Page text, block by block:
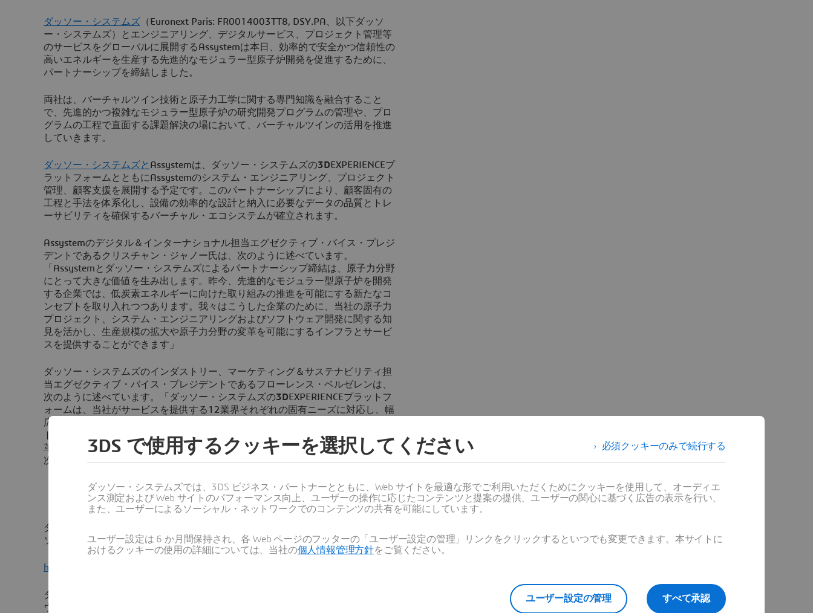
ダッソー・システムズ （Euronext Paris: FR0014003TT8, DSY.PA、以下ダッソ
ー・システムズ）とエンジニアリング、デジタルサービス、プロジェクト管理等
のサービスをグローバルに展開するAssystemは本日、効率的で安全かつ信頼性の
高いエネルギーを生産する先進的なモジュラー型原子炉開発を促進するために、
パートナーシップを締結しました。
両社は、バーチャルツイン技術と原子力工学に関する専門知識を融合すること
で、先進的かつ複雑なモジュラー型原子炉の研究開発プログラムの管理や、プロ
グラムの工程で直面する課題解決の場において、バーチャルツインの活用を推進
していきます。
ダッソー・システムズと Assystemは、ダッソー・システムズの3DEXPERIENCEプ
ラットフォームとともにAssystemのシステム・エンジニアリング、プロジェクト
管理、顧客支援を展開する予定です。このパートナーシップにより、顧客固有の
工程と手法を体系化し、設備の効率的な設計と納入に必要なデータの品質とトレ
ーサビリティを確保するバーチャル・エコシステムが確立されます。
Assystemのデジタル＆インターナショナル担当エグゼクティブ・バイス・プレジ
デントであるクリスチャン・ジャノー氏は、次のように述べています。
「Assystemとダッソー・システムズによるパートナーシップ締結は、原子力分野
にとって大きな価値を生み出します。昨今、先進的なモジュラー型原子炉を開発
する企業では、低炭素エネルギーに向けた取り組みの推進を可能にする新たなコ
ンセプトを取り入れつつあります。我々はこうした企業のために、当社の原子力
プロジェクト、システム・エンジニアリングおよびソフトウェア開発に関する知
見を活かし、生産規模の拡大や原子力分野の変革を可能にするインフラとサービ
スを提供することができます」
ダッソー・システムズのインダストリー、マーケティング＆サステナビリティ担
当エグゼクティブ・バイス・プレジデントであるフローレンス・ベルゼレンは、
次のように述べています。「ダッソー・システムズの3DEXPERIENCEプラットフ
ォームは、当社がサービスを提供する12業界それぞれの固有ニーズに対応し、幅
広い産業においてその適応性を証明しています。Assystemとの長年にわたるパー
トナーシップをこの戦略的イニシアチブに拡大することで、原子力分野における
革新的な企業は、他の業界からの成功事例を取り入れ、原子炉開発を産業化し、
次世代に向けた先進的な原子力技術を迅速に導入できるようになります」
ダッソー・システムズのエネルギー、資源、インフラ業界向けインダストリー・
ソリューション・エクスペリエンスについての詳細はこちら：
https://www.3ds.com/ja/industries/infrastructure-energy-materials
ダッソー・システムズの3DEXPERIENCEプラットフォーム、3次元設計のソフト
ウェア、3Dデジタル・モックアップ、プロダクト・ライフサイクル・マネジメン
必須クッキーのみで続行する
3DS で使用するクッキーを選択してください
ダッソー・システムズでは、3DS ビジネス・パートナーとともに、Web サイトを最適な形でご利用いただくためにクッキーを使用して、オーディエ
ンス測定および Web サイトのパフォーマンス向上、ユーザーの操作に応じたコンテンツと提案の提供、ユーザーの関心に基づく広告の表示を行い、
また、ユーザーによるソーシャル・ネットワークでのコンテンツの共有を可能にしています。
ユーザー設定は 6 か月間保持され、各 Web ページのフッターの「ユーザー設定の管理」リンクをクリックするといつでも変更できます。本サイトに
おけるクッキーの使用の詳細については、当社の個人情報管理方針をご覧ください。
すべて承認
ユーザー設定の管理